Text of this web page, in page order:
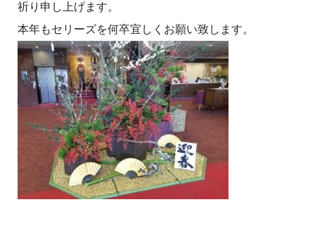
祈り申し上げます。
本年もセリーズを何卒宜しくお願い致します。